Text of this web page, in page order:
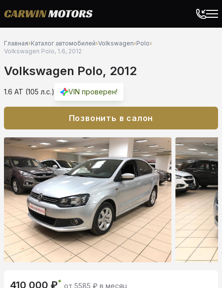
Главная›Каталог автомобилей›Volkswagen›Polo›
Volkswagen Polo, 1.6, 2012
Volkswagen Polo, 2012
1.6 AT (105 л.с.) VIN проверен!
Позвонить в салон
410 000 ₽* от 5585 ₽ в месяц